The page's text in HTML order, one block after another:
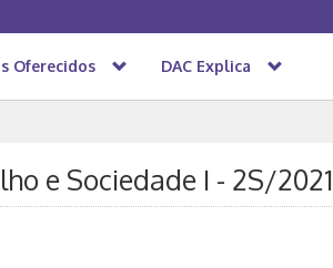
Oferecidos DAC Explica
e Sociedade I - 2S/2021